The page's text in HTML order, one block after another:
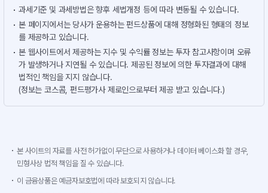
과세기준 및 과세방법은 향후 세법개정 등에 따라 변동될 수 있습니다.
본 페이지에서는 당사가 운용하는 펀드상품에 대해 정형화된 형태의 정보
를 제공하고 있습니다.
본 웹사이트에서 제공하는 지수 및 수익률 정보는 투자 참고사항이며 오류
가 발생하거나 지연될 수 있습니다. 제공된 정보에 의한 투자결과에 대해
법적인 책임을 지지 않습니다.
(정보는 코스콤, 펀드평가사 제로인으로부터 제공 받고 있습니다.)
본 사이트의 자료를 사전 허가없이 무단으로 사용하거나 데이터 베이스화 할 경우,
민형사상 법적 책임을 질 수 있습니다.
이 금융상품은 예금자보호법에 따라 보호되지 않습니다.